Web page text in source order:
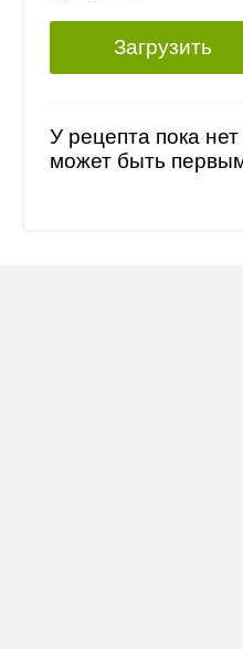
Загрузить
У рецепта пока
может быть